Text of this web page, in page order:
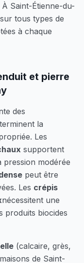
À Saint-Étienne-du-
tous types de
à chaque
et pierre
des
la
Les
supportent
pression modérée
peut être
Les crépis
nécessitent une
produits biocides
(calcaire, grès,
de Saint-